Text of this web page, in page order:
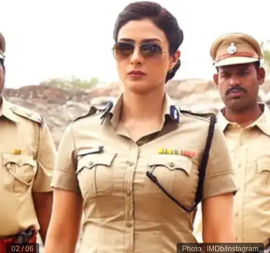
Photo: IMDb/instagram
02/06